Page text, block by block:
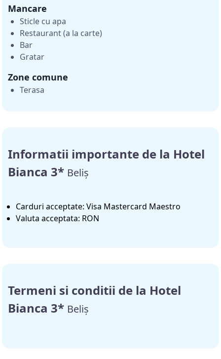
Mancare
Sticle cu apa
Restaurant (a la carte)
Bar
Gratar
Zone comune
Terasa
Informatii importante de la Hotel
Bianca 3* Beliș
Carduri acceptate: Visa Mastercard Maestro
Valuta acceptata: RON
Termeni si conditii de la Hotel
Bianca 3* Beliș